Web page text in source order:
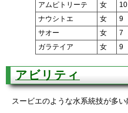
アムピトリーテ
女 10
ナウシトエ
女 9
サオー
女 7
ガラテイア
女 9
アビリティ
スービエのような水系統技が多